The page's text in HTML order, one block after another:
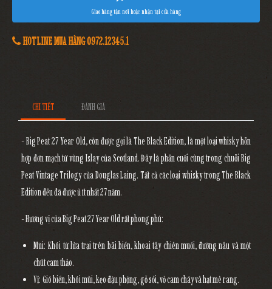
Giao hàng tận nơi hoặc nhận tại cửa hàng
HOTLINE MUA HÀNG 0972.12345.1
CHI TIẾT ĐÁNH GIÁ
- Big Peat 27 Year Old, còn được gọi là The Black Edition, là một loại whisky hỗn
hợp đơn mạch từ vùng Islay của Scotland. Đây là phần cuối cùng trong chuỗi Big
Peat Vintage Trilogy của Douglas Laing. Tất cả các loại whisky trong The Black
Edition đều đã được ủ ít nhất 27 năm.
- Hương vị của Big Peat 27 Year Old rất phong phú:
Mũi: Khói từ lửa trại trên bãi biển, khoai tây chiên muối, đường nâu và một
chút cam thảo.
Vị: Gió biển, khói mùi, kẹo đậu phộng, gỗ sồi, vỏ cam cháy và hạt mè rang.